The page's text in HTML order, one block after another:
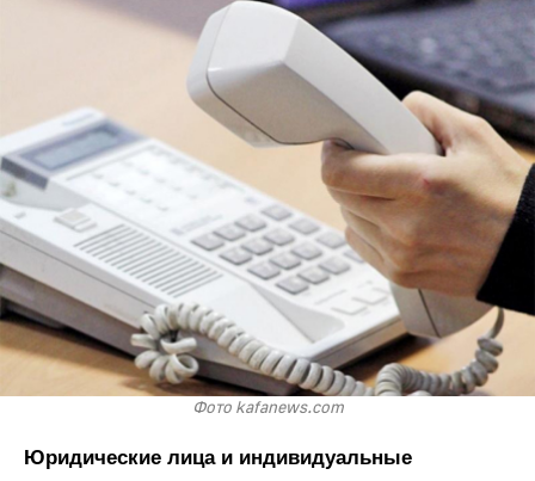
Фото kafanews.com
Юридические лица и индивидуальные